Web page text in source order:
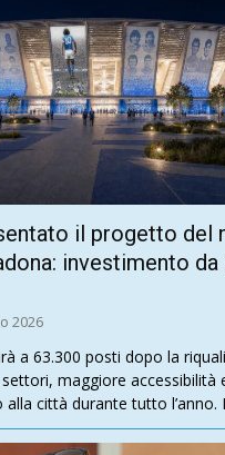
il progetto del
investimento da
2026
a 63.300 posti dopo la
maggiore accessibilità
città durante tutto l’anno.